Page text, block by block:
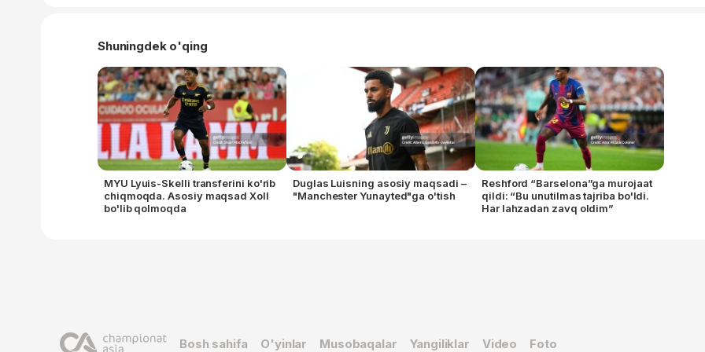
Shuningdek o'qing
MYU Lyuis-Skelli transferini ko'rib
chiqmoqda. Asosiy maqsad Xoll
bo'lib qolmoqda
Duglas Luisning asosiy maqsadi –
"Manchester Yunayted"ga o'tish
Reshford “Barselona”ga murojaat
qildi: “Bu unutilmas tajriba bo'ldi.
Har lahzadan zavq oldim”
Bosh sahifa O'yinlar Musobaqalar Yangiliklar Video Foto